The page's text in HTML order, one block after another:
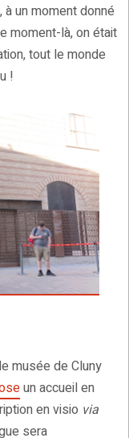
un moment donné
moment-là, on était
tout le monde
!
musée de Cluny
un accueil en
en visio via
sera